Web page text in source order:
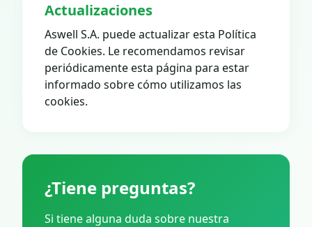
Actualizaciones
Aswell S.A. puede actualizar esta Política
de Cookies. Le recomendamos revisar
periódicamente esta página para estar
informado sobre cómo utilizamos las
cookies.
¿Tiene preguntas?
Si tiene alguna duda sobre nuestra